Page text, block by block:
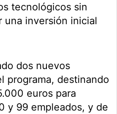
tecnológicos sin
una inversión inicial
dos nuevos
programa, destinando
euros para
y 99 empleados, y de